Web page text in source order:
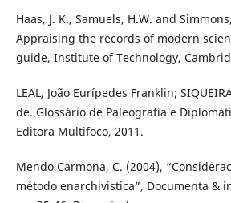
Haas, J. K., Samuels, H.W. and
Appraising the records of modern
guide, Institute of Technology,
LEAL, João Eurípedes Franklin;
de. Glossário de Paleografia e
Editora Multifoco, 2011.
Mendo Carmona, C. (2004),
método enarchivistica”, Documenta &